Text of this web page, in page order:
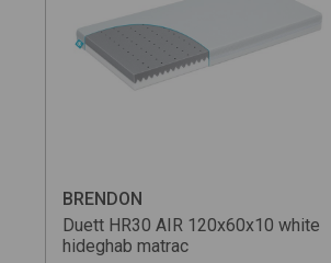
BRENDON
Duett HR30 AIR 120x60x10 white
hideghab matrac